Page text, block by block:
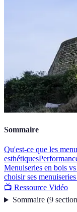
Sommaire
Qu'est-ce que les
esthétiques
Menuiseries en bois
choisir ses
📺 Ressource Vidéo
Sommaire(9